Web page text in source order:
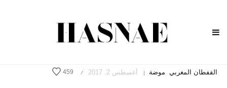
القفطان المغربي موضة | أغسطس 2, 2017 /
459